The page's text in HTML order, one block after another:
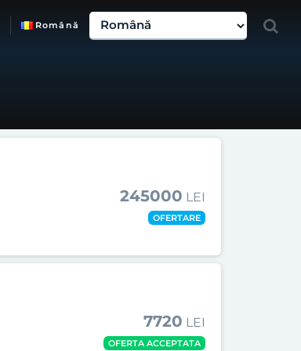
Română
245000 LEI
OFERTARE
7720 LEI
OFERTA ACCEPTATA